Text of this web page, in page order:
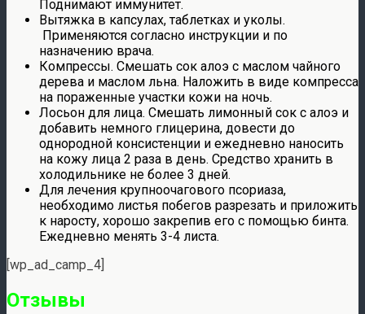
Поднимают иммунитет.
Вытяжка в капсулах, таблетках и уколы.
Применяются согласно инструкции и по
назначению врача.
Компрессы. Смешать сок алоэ с маслом чайного
дерева и маслом льна. Наложить в виде компресса
на пораженные участки кожи на ночь.
Лосьон для лица. Смешать лимонный сок с алоэ и
добавить немного глицерина, довести до
однородной консистенции и ежедневно наносить
на кожу лица 2 раза в день. Средство хранить в
холодильнике не более 3 дней.
Для лечения крупноочагового псориаза,
необходимо листья побегов разрезать и приложить
к наросту, хорошо закрепив его с помощью бинта.
Ежедневно менять 3-4 листа.
[wp_ad_camp_4]
Отзывы